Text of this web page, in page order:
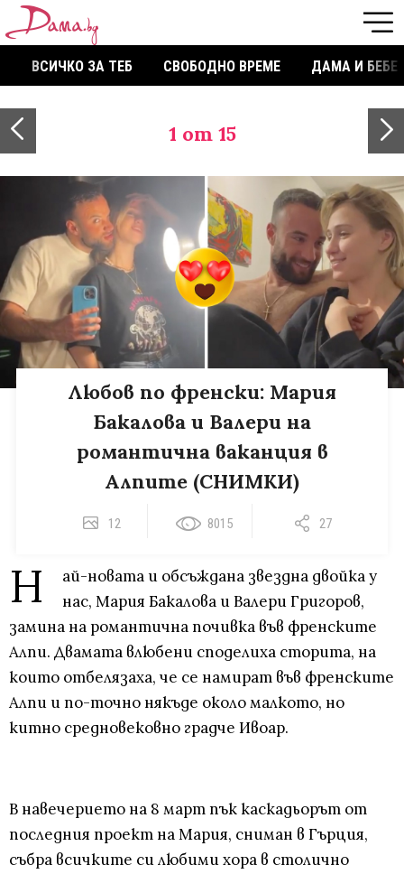
ВСИЧКО ЗА ТЕБ СВОБОДНО ВРЕМЕ ДАМА И БЕБЕ
1 от 15
Любов по френски: Мария
Бакалова и Валери на
романтична ваканция в
Алпите (СНИМКИ)
12 8015 27
Н
ай-новата и обсъждана звездна двойка у
нас, Мария Бакалова и Валери Григоров,
замина на романтична почивка във френските
Алпи. Двамата влюбени споделиха сторита, на
които отбелязаха, че се намират във френските
Алпи и по-точно някъде около малкото, но
китно средновековно градче Ивоар.
В навечерието на 8 март пък каскадьорът от
последния проект на Мария, сниман в Гърция,
събра всичките си любими хора в столично